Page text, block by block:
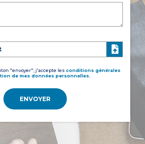
"envoyer", j'accepte les conditions générales
de mes données personnelles.
ENVOYER